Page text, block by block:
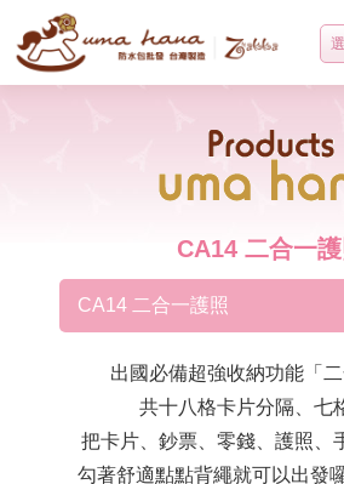
Products
CA14 二合一
CA14 二合一護照
出國必備超強收納功能「二
共十八格卡片分隔、七
把卡片、鈔票、零錢、護照、
勾著舒適點點背繩就可以出發